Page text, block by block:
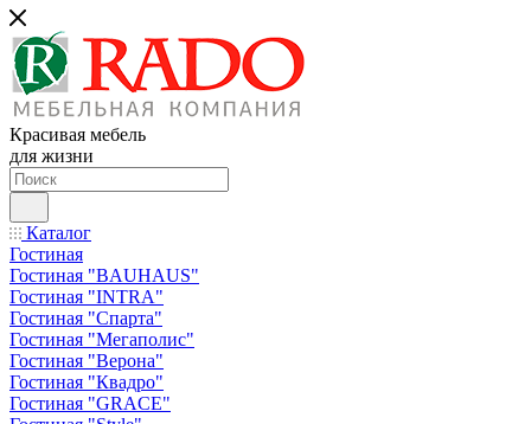
Красивая мебель
для жизни
Каталог
Гостиная
Гостиная "BAUHAUS"
Гостиная "INTRA"
Гостиная "Спарта"
Гостиная "Мегаполис"
Гостиная "Верона"
Гостиная "Квадро"
Гостиная "GRACE"